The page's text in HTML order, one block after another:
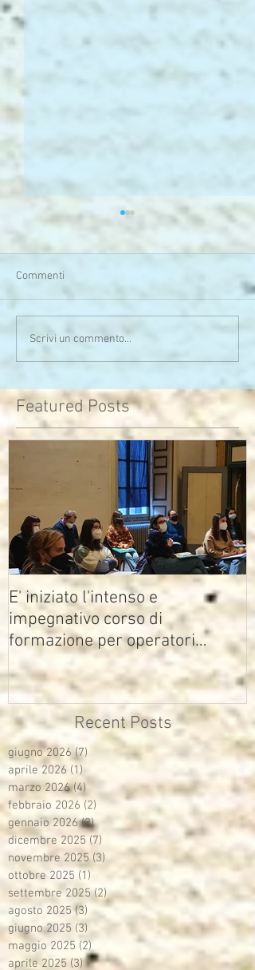
Serata calda sia di clima
che di pensieri
Commenti
Scrivi un commento...
Featured Posts
E' iniziato l'intenso e
impegnativo corso di
formazione per operatori
multimediali Avisco
Recent Posts
giugno 2026 (7)
aprile 2026 (1)
marzo 2026 (4) 4 post
febbraio 2026 (2) 2 post
gennaio 2026 (2)2 post
dicembre 2025 (7) 7 post
novembre 2025 (3)3 post
ottobre 2025 (1)
settembre 2025 (2)2 post
agosto 2025 (3) 3 post
giugno 2025 (3) 3 post
maggio 2025 (2)2 post
aprile 2025 (3)3 post